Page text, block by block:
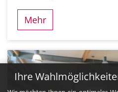
Ihre
Mehr